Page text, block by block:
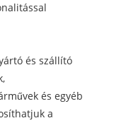
és szállító
és egyéb
a